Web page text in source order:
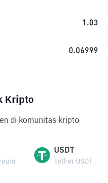
1.03
0.06999
Kripto
di komunitas kripto
USDT
Tether USDT